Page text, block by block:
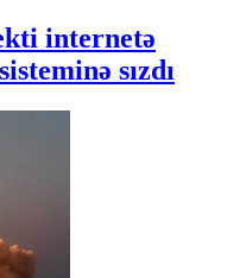
internetə
sızdı